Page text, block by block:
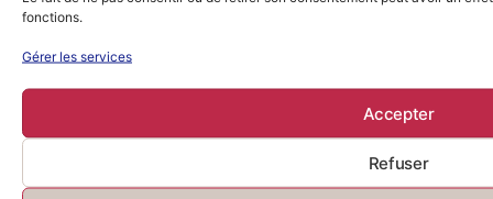
fonctions.
Gérer les services
Accepter
Refuser
mini roman
mon histoire
,
,
,